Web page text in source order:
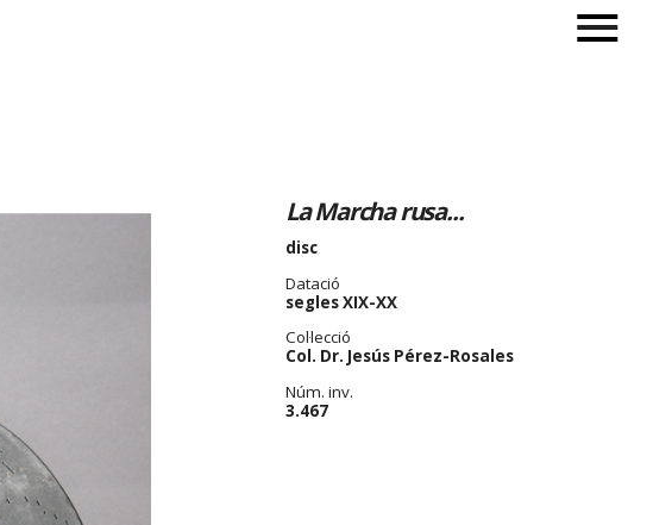
La Marcha rusa...
disc
Datació
segles XIX-XX
Col·lecció
Col. Dr. Jesús Pérez-Rosales
Núm. inv.
3.467